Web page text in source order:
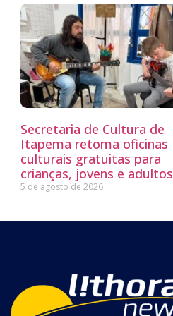
Secretaria de Cultura de
Itapema retoma oficinas
culturais gratuitas para
crianças, jovens e adultos
5 de agosto de 2026